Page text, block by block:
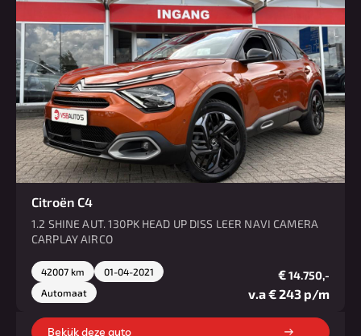
Citroën C4
1.2 SHINE AUT. 130PK HEAD UP DISS LEER NAVI CAMERA
CARPLAY AIRCO
42007 km
01-04-2021
Automaat
€14.750,-
v.a € 243 p/m
Bekijk deze auto